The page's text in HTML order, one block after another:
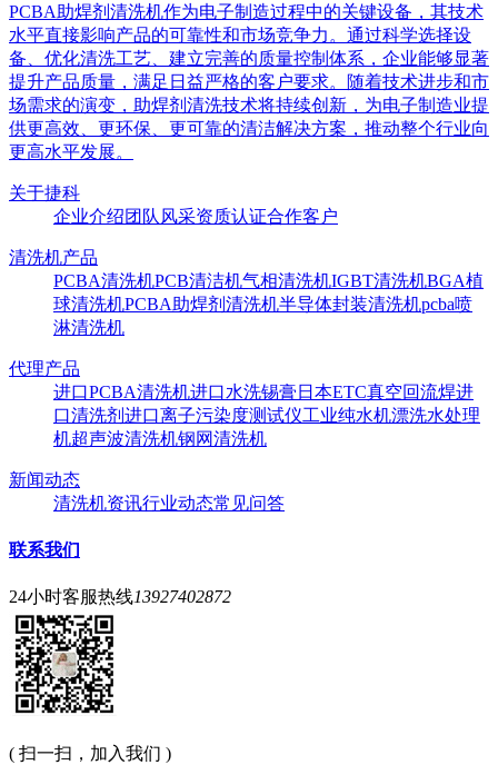
PCBA助焊剂清洗机作为电子制造过程中的关键设备，其技术
水平直接影响产品的可靠性和市场竞争力。通过科学选择设
备、优化清洗工艺、建立完善的质量控制体系，企业能够显著
提升产品质量，满足日益严格的客户要求。随着技术进步和市
场需求的演变，助焊剂清洗技术将持续创新，为电子制造业提
供更高效、更环保、更可靠的清洁解决方案，推动整个行业向
更高水平发展。
关于捷科
企业介绍团队风采资质认证合作客户
清洗机产品
PCBA清洗机PCB清洁机气相清洗机IGBT清洗机BGA植
球清洗机PCBA助焊剂清洗机半导体封装清洗机pcba喷
淋清洗机
代理产品
进口PCBA清洗机进口水洗锡膏 日本ETC真空回流焊进
口清洗剂 进口离子污染度测试仪工业纯水机漂洗水处理
机超声波清洗机钢网清洗机
新闻动态
清洗机资讯行业动态常见问答
联系我们
24小时客服热线13927402872
( 扫一扫，加入我们 )